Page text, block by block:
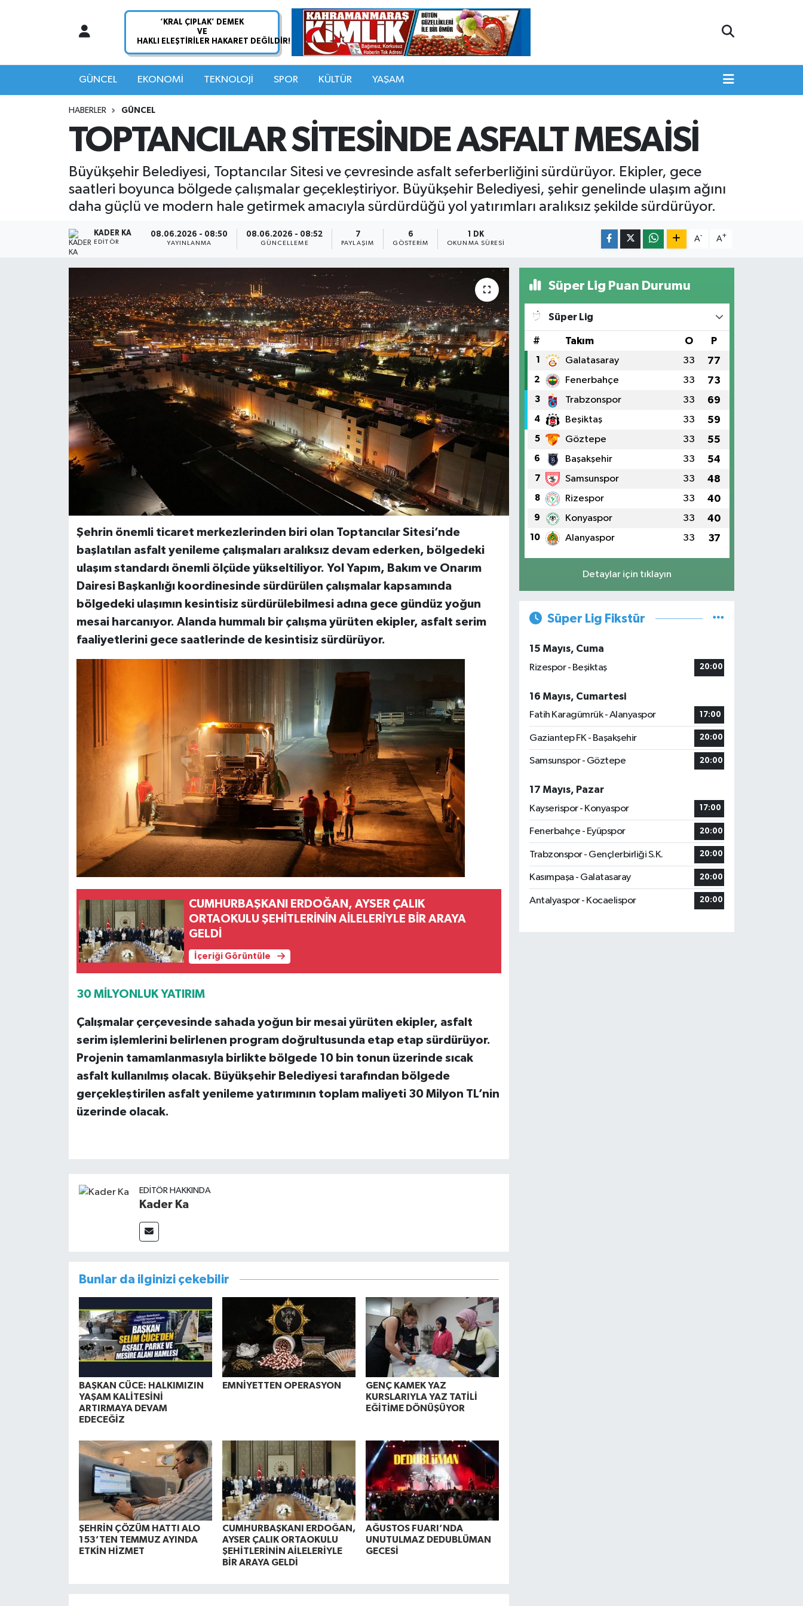
GÜNCEL EKONOMİ TEKNOLOJİ SPOR KÜLTÜR YAŞAM
HABERLER GÜNCEL
TOPTANCILAR SİTESİNDE ASFALT MESAİSİ
Büyükşehir Belediyesi, Toptancılar Sitesi ve çevresinde asfalt seferberliğini sürdürüyor. Ekipler, gece
saatleri boyunca bölgede çalışmalar geçekleştiriyor. Büyükşehir Belediyesi, şehir genelinde ulaşım ağını
daha güçlü ve modern hale getirmek amacıyla sürdürdüğü yol yatırımları aralıksız şekilde sürdürüyor.
KADER KA
EDITÖR
08.06.2026 - 08:50
YAYINLANMA
08.06.2026 - 08:52
GÜNCELLEME
7
PAYLAŞIM
6
GÖSTERIM
1 DK
OKUNMA SÜRESI
A- A+
Şehrin önemli ticaret merkezlerinden biri olan Toptancılar Sitesi’nde
başlatılan asfalt yenileme çalışmaları aralıksız devam ederken, bölgedeki
ulaşım standardı önemli ölçüde yükseltiliyor. Yol Yapım, Bakım ve Onarım
Dairesi Başkanlığı koordinesinde sürdürülen çalışmalar kapsamında
bölgedeki ulaşımın kesintisiz sürdürülebilmesi adına gece gündüz yoğun
mesai harcanıyor. Alanda hummalı bir çalışma yürüten ekipler, asfalt serim
faaliyetlerini gece saatlerinde de kesintisiz sürdürüyor.
CUMHURBAŞKANI ERDOĞAN, AYSER ÇALIK
ORTAOKULU ŞEHİTLERİNİN AİLELERİYLE BİR ARAYA
GELDİ
İçeriği Görüntüle
30 MİLYONLUK YATIRIM
Çalışmalar çerçevesinde sahada yoğun bir mesai yürüten ekipler, asfalt
serim işlemlerini belirlenen program doğrultusunda etap etap sürdürüyor.
Projenin tamamlanmasıyla birlikte bölgede 10 bin tonun üzerinde sıcak
asfalt kullanılmış olacak. Büyükşehir Belediyesi tarafından bölgede
gerçekleştirilen asfalt yenileme yatırımının toplam maliyeti 30 Milyon TL’nin
üzerinde olacak.
EDITÖR HAKKINDA
Kader Ka
Bunlar da ilginizi çekebilir
BAŞKAN CÜCE: HALKIMIZIN
YAŞAM KALİTESİNİ
ARTIRMAYA DEVAM
EDECEĞİZ
EMNİYETTEN OPERASYON
GENÇ KAMEK YAZ
KURSLARIYLA YAZ TATİLİ
EĞİTİME DÖNÜŞÜYOR
ŞEHRİN ÇÖZÜM HATTI ALO
153’TEN TEMMUZ AYINDA
ETKİN HİZMET
CUMHURBAŞKANI ERDOĞAN,
AYSER ÇALIK ORTAOKULU
ŞEHİTLERİNİN AİLELERİYLE
BİR ARAYA GELDİ
AĞUSTOS FUARI’NDA
UNUTULMAZ DEDUBLÜMAN
GECESİ
Süper Lig Puan Durumu
Süper Lig
# Takım O P
1 Galatasaray 33 77
2 Fenerbahçe 33 73
3 Trabzonspor 33 69
4 Beşiktaş 33 59
5 Göztepe 33 55
6 Başakşehir 33 54
7 Samsunspor 33 48
8 Rizespor 33 40
9 Konyaspor 33 40
10 Alanyaspor 33 37
Detaylar için tıklayın
Süper Lig Fikstür
15 Mayıs, Cuma
Rizespor - Beşiktaş
20:00
16 Mayıs, Cumartesi
Fatih Karagümrük - Alanyaspor
17:00
Gaziantep FK - Başakşehir 20:00
Samsunspor - Göztepe 20:00
17 Mayıs, Pazar
Kayserispor - Konyaspor
17:00
Fenerbahçe - Eyüpspor 20:00
Trabzonspor - Gençlerbirliği S.K. 20:00
Kasımpaşa - Galatasaray 20:00
Antalyaspor - Kocaelispor 20:00
Hava Durumu
Namaz Vakitleri
Trafik Durumu
Süper Lig Puan Durumu ve Fikstür
Son Dakika Haberleri